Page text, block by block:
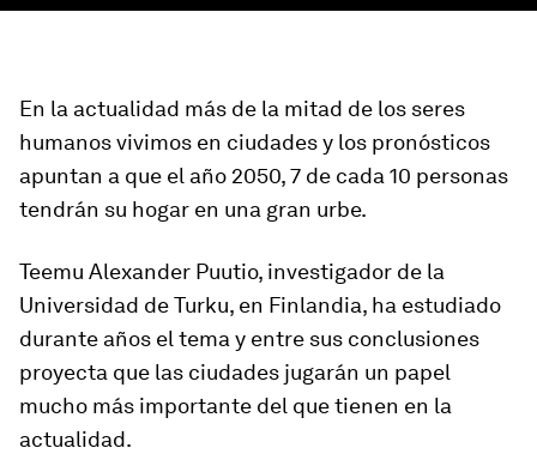
En la actualidad más de la mitad de los seres
humanos vivimos en ciudades y los pronósticos
apuntan a que el año 2050, 7 de cada 10 personas
tendrán su hogar en una gran urbe.
Teemu Alexander Puutio, investigador de la
Universidad de Turku, en Finlandia, ha estudiado
durante años el tema y entre sus conclusiones
proyecta que las ciudades jugarán un papel
mucho más importante del que tienen en la
actualidad.